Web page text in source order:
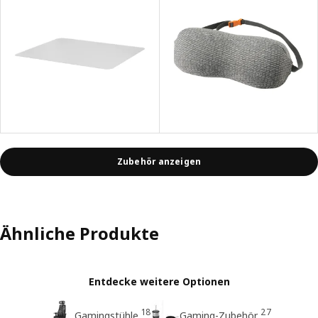
Zubehör anzeigen
Ähnliche Produkte
Entdecke weitere Optionen
Gamingstühle 18 Gaming-Zubehör 27